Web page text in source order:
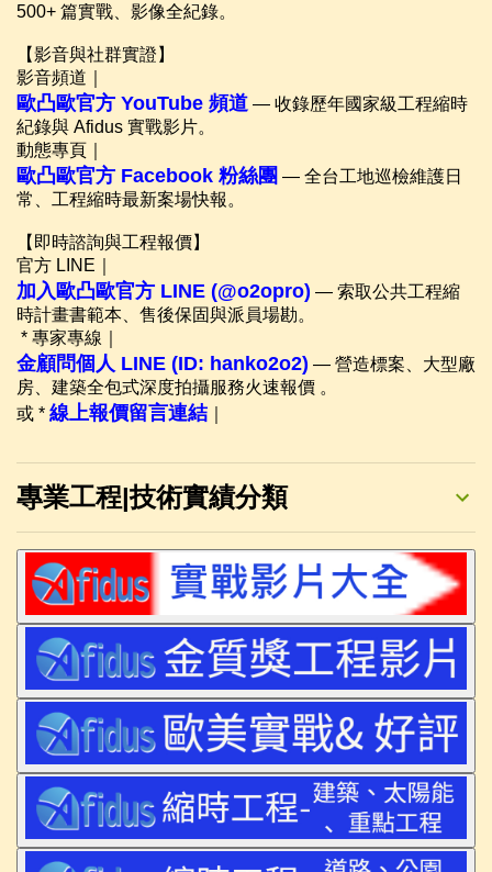
500+ 篇實戰、影像全紀錄。
【影音與社群實證】
影音頻道｜
歐凸歐官方 YouTube 頻道 — 收錄歷年國家級工程縮時
紀錄與 Afidus 實戰影片。
動態專頁｜
歐凸歐官方 Facebook 粉絲團 — 全台工地巡檢維護日
常、工程縮時最新案場快報。
【即時諮詢與工程報價】
官方 LINE｜
加入歐凸歐官方 LINE (@o2opro) — 索取公共工程縮
時計畫書範本、售後保固與派員場勘。
* 專家專線｜
金顧問個人 LINE (ID: hanko2o2) — 營造標案、大型廠
房、建築全包式深度拍攝服務火速報價 。
或 * 線上報價留言連結
專業工程|技術實績分類